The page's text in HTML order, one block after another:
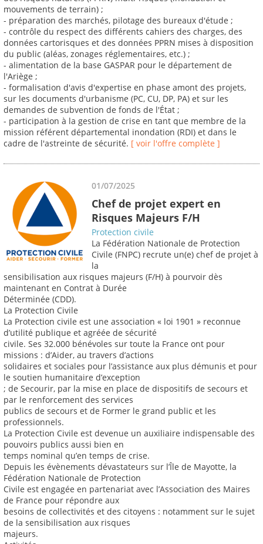
mouvements de terrain) ;
- préparation des marchés, pilotage des bureaux d'étude ;
- contrôle du respect des différents cahiers des charges, des
données cartorisques et des données PPRN mises à disposition
du public (aléas, zonages réglementaires, etc.) ;
- alimentation de la base GASPAR pour le département de
l'Ariège ;
- formalisation d'avis d'expertise en phase amont des projets,
sur les documents d'urbanisme (PC, CU, DP, PA) et sur les
demandes de subvention de fonds de l'État ;
- participation à la gestion de crise en tant que membre de la
mission référent départemental inondation (RDI) et dans le
cadre de l'astreinte de sécurité. [ voir l'offre complète ]
01/07/2025
Chef de projet expert en
Risques Majeurs F/H
Protection civile
La Fédération Nationale de Protection
Civile (FNPC) recrute un(e) chef de projet à
la
sensibilisation aux risques majeurs (F/H) à pourvoir dès
maintenant en Contrat à Durée
Déterminée (CDD).
La Protection Civile
La Protection civile est une association « loi 1901 » reconnue
d’utilité publique et agréée de sécurité
civile. Ses 32.000 bénévoles sur toute la France ont pour
missions : d’Aider, au travers d’actions
solidaires et sociales pour l’assistance aux plus démunis et pour
le soutien humanitaire d’exception
; de Secourir, par la mise en place de dispositifs de secours et
par le renforcement des services
publics de secours et de Former le grand public et les
professionnels.
La Protection Civile est devenue un auxiliaire indispensable des
pouvoirs publics aussi bien en
temps nominal qu’en temps de crise.
Depuis les évènements dévastateurs sur l’Île de Mayotte, la
Fédération Nationale de Protection
Civile est engagée en partenariat avec l’Association des Maires
de France pour répondre aux
besoins de collectivités et des citoyens : notamment sur le sujet
de la sensibilisation aux risques
majeurs.